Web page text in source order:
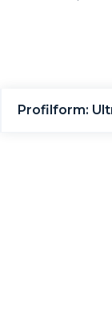
Profilform: